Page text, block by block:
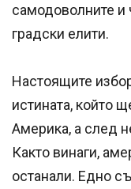
самодоволните и
градски елити.
Настоящите
истината, който
Америка, а след
Както винаги,
останали. Едно